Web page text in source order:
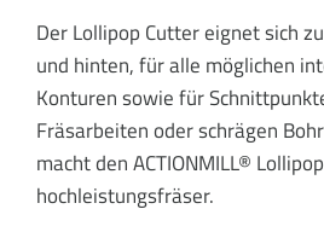
Der Lollipop Cutter eignet sich
und hinten, für alle möglichen
Konturen sowie für
Fräsarbeiten oder schrägen
macht den ACTIONMILL®
hochleistungsfräser.